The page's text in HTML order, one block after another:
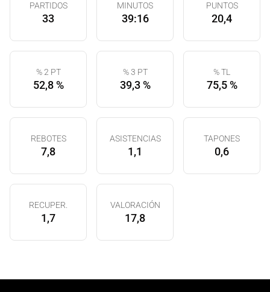
PARTIDOS
33
MINUTOS
39:16
PUNTOS
20,4
% 2 PT
52,8 %
% 3 PT
39,3 %
% TL
75,5 %
REBOTES
7,8
ASISTENCIAS
1,1
TAPONES
0,6
RECUPER.
1,7
VALORACIÓN
17,8